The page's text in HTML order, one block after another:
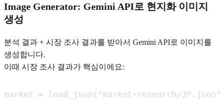
Image Generator: Gemini API로 현지화 이미지
생성
분석 결과 + 시장 조사 결과를 받아서 Gemini API로 이미지를
생성합니다.
이때 시장 조사 결과가 핵심이에요:
market = load_json("market-research/